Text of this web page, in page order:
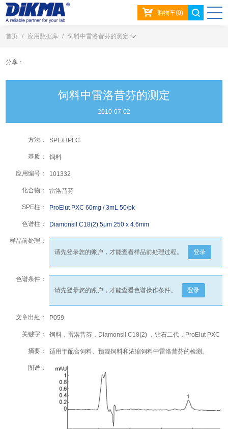
购物车(0)
首页 / 应用数据库 / 饲料中雷洛昔芬的测定
分享：
饲料中雷洛昔芬的测定
2010-07-02
方法： SPE/HPLC
基质： 饲料
应用编号： 101332
化合物： 雷洛昔芬
SPE柱： ProElut PXC 60mg / 3mL 50/pk
色谱柱： Diamonsil C18(2) 5μm 250 x 4.6mm
样品前处理：
请先登录您的账户，才能查看样品前处理过程。
登录
色谱条件：
请先登录您的账户，才能查看色谱操作条件。
登录
文章出处： P059
关键字： 饲料，雷洛昔芬，Diamonsil C18(2) ，钻石二代，ProElut PXC
摘要： 适用于配合饲料、预混饲料和浓缩饲料中雷洛昔芬的检测。
图谱：